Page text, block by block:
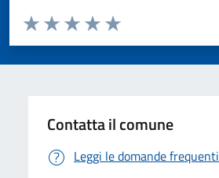
Valuta da 1 a 5 stelle la pagina
Valuta 5 stelle su 5
Valuta 4 stelle su 5
Valuta 3 stelle su 5
Valuta 2 stelle su 5
Valuta 1 stelle su 5
Contatta il comune
Leggi le domande frequenti